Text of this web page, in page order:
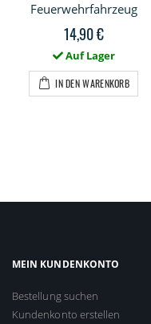
Feuerwehrfahrzeug
14,90 €
Auf Lager
IN DEN WARENKORB
MEIN KUNDENKONTO
Bestellung suchen
Kundenkonto erstellen